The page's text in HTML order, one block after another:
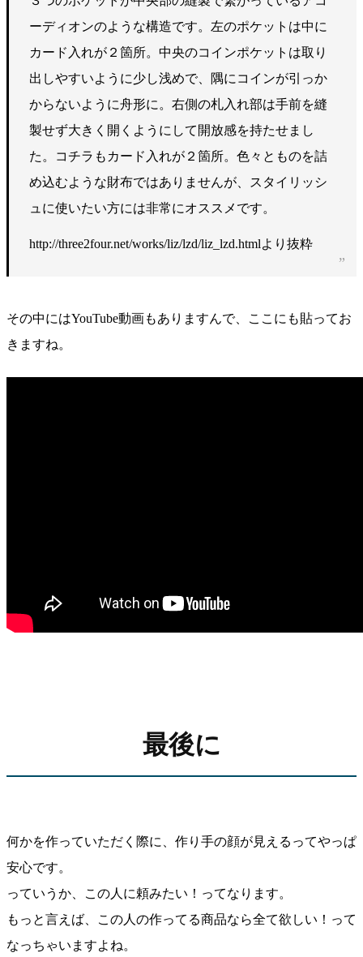
ーディオンのような構造です。左のポケットは中に
カード入れが２箇所。中央のコインポケットは取り
出しやすいように少し浅めで、隅にコインが引っか
からないように舟形に。右側の札入れ部は手前を縫
製せず大きく開くようにして開放感を持たせまし
た。コチラもカード入れが２箇所。色々とものを詰
め込むような財布ではありませんが、スタイリッシ
ュに使いたい方には非常にオススメです。
http://three2four.net/works/liz/lzd/liz_lzd.htmlより抜粋
その中にはYouTube動画もありますんで、ここにも貼ってお
きますね。
最後に
何かを作っていただく際に、作り手の顔が見えるってやっぱ
安心です。
っていうか、この人に頼みたい！ってなります。
もっと言えば、この人の作ってる商品なら全て欲しい！って
なっちゃいますよね。